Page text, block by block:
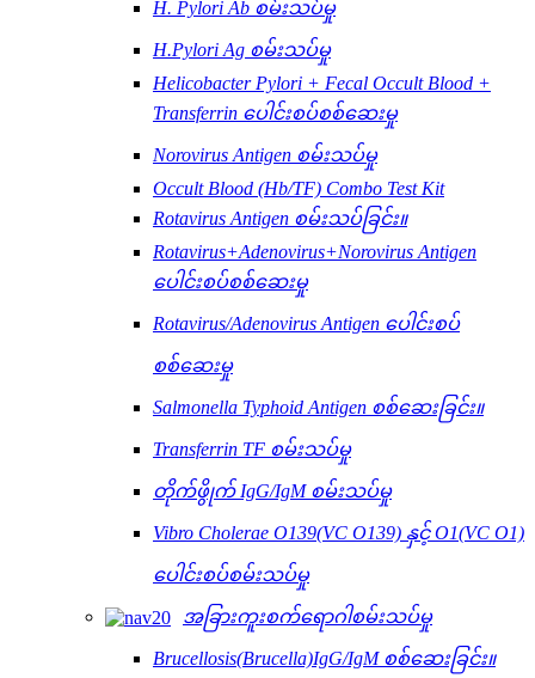
H. Pylori Ab စမ်းသပ်မှု
H.Pylori Ag စမ်းသပ်မှု
Helicobacter Pylori + Fecal Occult Blood +
Transferrin ပေါင်းစပ်စစ်ဆေးမှု
Norovirus Antigen စမ်းသပ်မှု
Occult Blood (Hb/TF) Combo Test Kit
Rotavirus Antigen စမ်းသပ်ခြင်း။
Rotavirus+Adenovirus+Norovirus Antigen
ပေါင်းစပ်စစ်ဆေးမှု
Rotavirus/Adenovirus Antigen ပေါင်းစပ်
စစ်ဆေးမှု
Salmonella Typhoid Antigen စစ်ဆေးခြင်း။
Transferrin TF စမ်းသပ်မှု
တိုက်ဖွိုက် IgG/IgM စမ်းသပ်မှု
Vibro Cholerae O139(VC O139) နှင့် O1(VC O1)
ပေါင်းစပ်စမ်းသပ်မှု
အခြားကူးစက်ရောဂါစမ်းသပ်မှု
Brucellosis(Brucella)IgG/IgM စစ်ဆေးခြင်း။